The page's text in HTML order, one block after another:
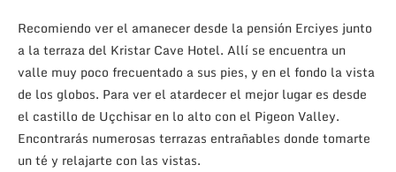
Recomiendo ver el amanecer desde la pensión Erciyes junto
a la terraza del Kristar Cave Hotel. Allí se encuentra un
valle muy poco frecuentado a sus pies, y en el fondo la vista
de los globos. Para ver el atardecer el mejor lugar es desde
el castillo de Uçchisar en lo alto con el Pigeon Valley.
Encontrarás numerosas terrazas entrañables donde tomarte
un té y relajarte con las vistas.